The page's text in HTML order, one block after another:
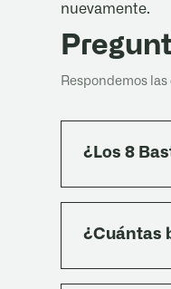
nuevamente.
Respondemos
¿Los 8
absorción,
¿Cuántas